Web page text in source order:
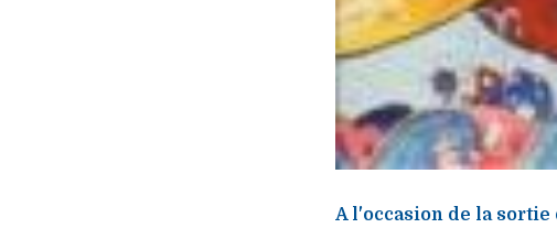
A l'occasion de la sortie